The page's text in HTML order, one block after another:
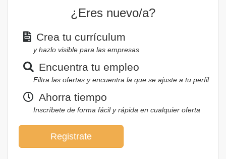
¿Eres nuevo/a?
Crea tu currículum
y hazlo visible para las empresas
Encuentra tu empleo
Filtra las ofertas y encuentra la que se ajuste a tu perfil
Ahorra tiempo
Inscríbete de forma fácil y rápida en cualquier oferta
Registrate